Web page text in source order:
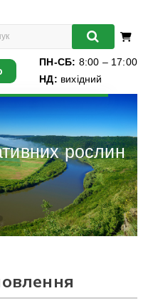
ПН-СБ: 8:00 – 17:00
НД: вихідний
рослин